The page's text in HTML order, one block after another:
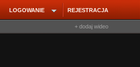
REJESTRACJA
LOGOWANIE
+ dodaj wideo